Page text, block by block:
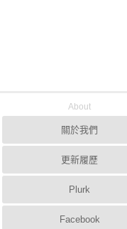
About
關於我們
更新履歷
Plurk
Facebook